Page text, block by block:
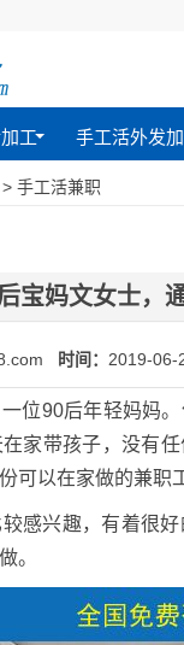
工 手工活外发
> 手工活兼职
宝妈文女士，
时间： 2019-
位90后年轻妈妈
家带孩子，没有
可以在家做的兼职
较感兴趣，有着很
。